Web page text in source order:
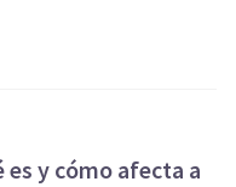
y cómo afecta a